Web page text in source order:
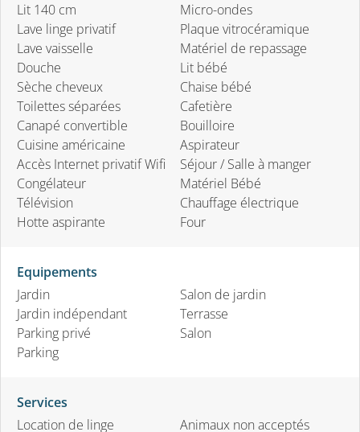
Lit 140 cm
Lave linge privatif
Lave vaisselle
Douche
Sèche cheveux
Toilettes séparées
Canapé convertible
Cuisine américaine
Accès Internet privatif Wifi
Congélateur
Télévision
Hotte aspirante
Micro-ondes
Plaque vitrocéramique
Matériel de repassage
Lit bébé
Chaise bébé
Cafetière
Bouilloire
Aspirateur
Séjour / Salle à manger
Matériel Bébé
Chauffage électrique
Four
Equipements
Jardin
Jardin indépendant
Parking privé
Parking
Salon de jardin
Terrasse
Salon
Services
Location de linge
Animaux non acceptés